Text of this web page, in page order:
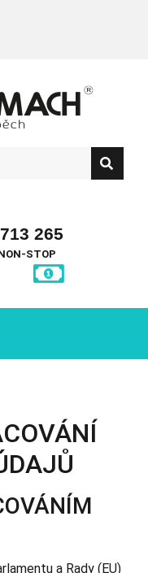
265
STOP
a Rady (EU)